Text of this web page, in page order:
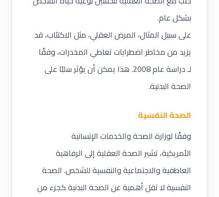
بشكل عام.
على سبيل المثال، المرض العقلي، مثل الاكتئاب، قد
يزيد من مخاطر اضطرابات تعاطي المخدرات، وفقًا
لـ دراسة عام 2008. هذا يمكن أن يؤثر سلبًا على
الصحة البدنية.
الصحة النفسية
وفقًا لوزارة الصحة والخدمات الإنسانية
الأمريكية، تشير الصحة العقلية إلى الرفاهية
العاطفية والاجتماعية والنفسية للشخص. الصحة
النفسية لا تقل أهمية عن الصحة البدنية كجزء من